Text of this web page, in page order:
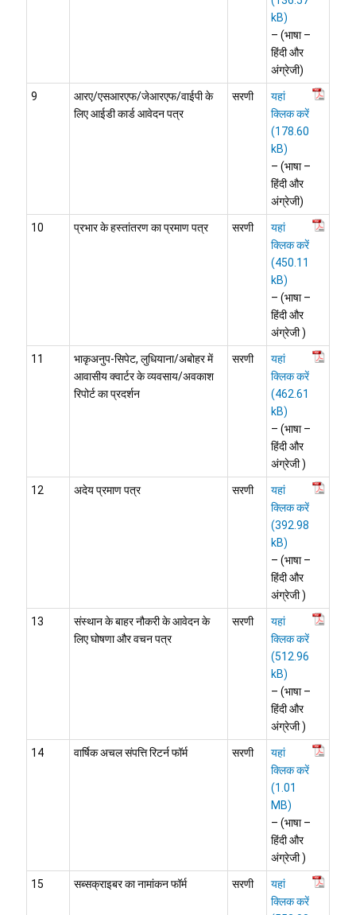
– (भाषा –
हिंदी और
अंग्रेजी)
9
आरए/एसआरएफ/जेआरएफ/वाईपी के
लिए आईडी कार्ड आवेदन पत्र
सरणी
यहां
क्लिक करें
– (भाषा –
हिंदी और
अंग्रेजी)
10 प्रभार के हस्तांतरण का प्रमाण पत्र सरणी
यहां
क्लिक करें
– (भाषा –
हिंदी और
अंग्रेजी )
11
भाकृअनुप-सिपेट, लुधियाना/अबोहर में
आवासीय क्वार्टर के व्यवसाय/अवकाश
रिपोर्ट का प्रदर्शन
सरणी
यहां
क्लिक करें
– (भाषा –
हिंदी और
अंग्रेजी )
12 अदेय प्रमाण पत्र सरणी
यहां
क्लिक करें
– (भाषा –
हिंदी और
अंग्रेजी )
13
संस्थान के बाहर नौकरी के आवेदन के
लिए घोषणा और वचन पत्र
सरणी
यहां
क्लिक करें
– (भाषा –
हिंदी और
अंग्रेजी )
14 वार्षिक अचल संपत्ति रिटर्न फॉर्म सरणी
यहां
क्लिक करें
– (भाषा –
हिंदी और
अंग्रेजी )
15 सब्सक्राइबर का नामांकन फॉर्म सरणी
यहां
क्लिक करें